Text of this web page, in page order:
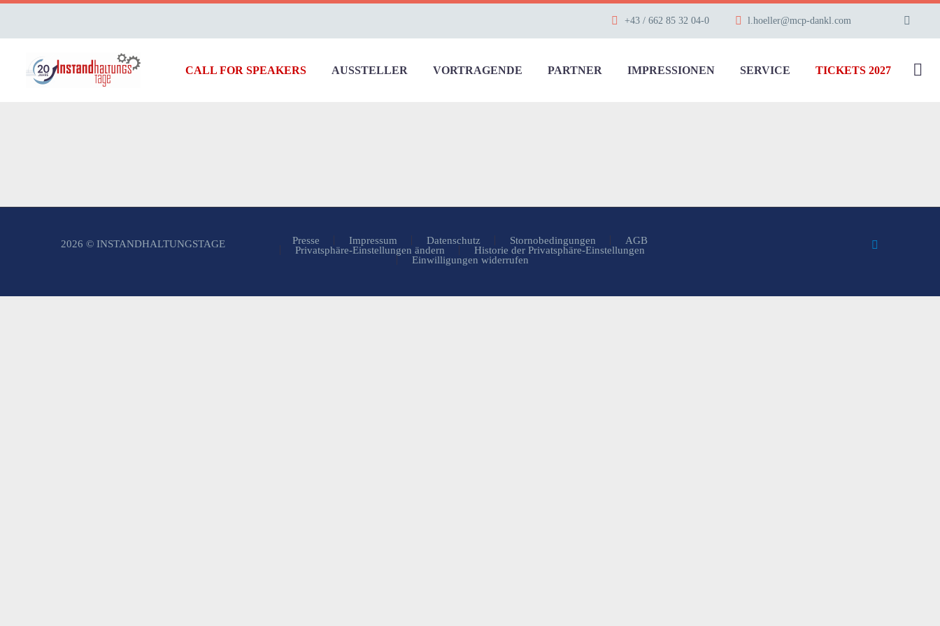
+43 / 662 85 32 04-0 l.hoeller@mcp-dankl.com
CALL FOR SPEAKERS AUSSTELLER VORTRAGENDE PARTNER IMPRESSIONEN SERVICE TICKETS 2027
Presse Impressum Datenschutz Stornobedingungen
AGB
Privatsphäre-Einstellungen ändern
Historie der Privatsphäre-Einstellungen
Einwilligungen widerrufen
2026 © INSTANDHALTUNGSTAGE